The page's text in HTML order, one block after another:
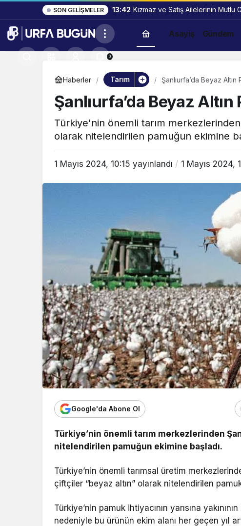
SON GELIŞMELER 13:42 Kızmaz ve Satış Ailelerinin Mutlu
Asayiş Gündem
0
Haberler Tarım Şanlıurfa’da Beyaz Altın
Şanlıurfa’da Beyaz
Türkiye'nin önemli tarım
olarak nitelendirilen pamuğun ekimine
1 Mayıs 2024, 10:15 yayınlandı 1 Mayıs 2024,
Google'da Abone Ol
Türkiye’nin önemli tarım merkezlerinden
nitelendirilen pamuğun ekimine başladı.
Türkiye’nin önemli tarımsal üretim
çiftçiler “beyaz altın” olarak nitelendirilen
Türkiye’nin pamuk ihtiyacının yarısına
nedeniyle bu ürünün ekim alanı her geçen yıl